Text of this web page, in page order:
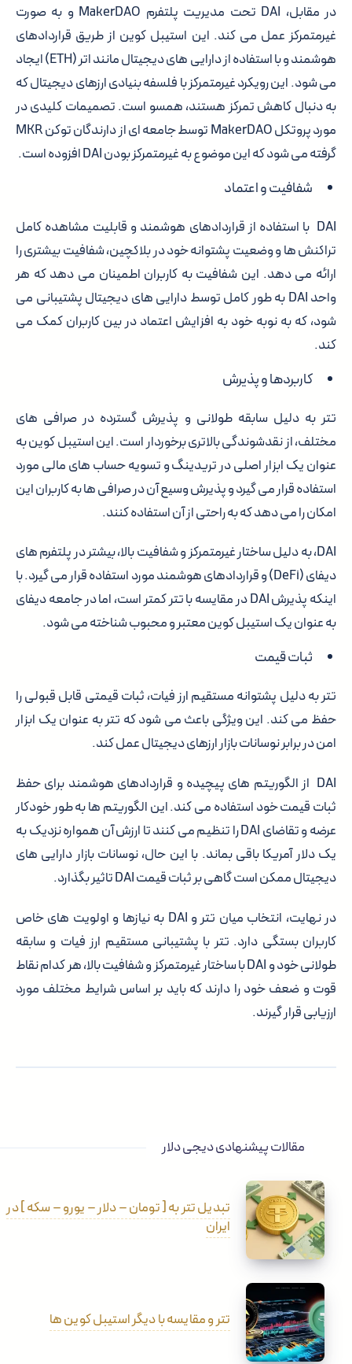
در مقابل، DAI تحت مدیریت پلتفرم MakerDAO و به صورت
غیرمتمرکز عمل می کند. این استیبل کوین از طریق قراردادهای
هوشمند و با استفاده از دارایی های دیجیتال مانند اتر (ETH) ایجاد
می شود. این رویکرد غیرمتمرکز با فلسفه بنیادی ارزهای دیجیتال که
به دنبال کاهش تمرکز هستند، همسو است. تصمیمات کلیدی در
مورد پروتکل MakerDAO توسط جامعه ای از دارندگان توکن MKR
گرفته می شود که این موضوع به غیرمتمرکز بودن DAI افزوده است.
شفافیت و اعتماد
DAI با استفاده از قراردادهای هوشمند و قابلیت مشاهده کامل
تراکنش ها و وضعیت پشتوانه خود در بلاکچین، شفافیت بیشتری را
ارائه می دهد. این شفافیت به کاربران اطمینان می دهد که هر
واحد DAI به طور کامل توسط دارایی های دیجیتال پشتیبانی می
شود، که به نوبه خود به افزایش اعتماد در بین کاربران کمک می
کند.
کاربردها و پذیرش
تتر به دلیل سابقه طولانی و پذیرش گسترده در صرافی های
مختلف، از نقدشوندگی بالاتری برخوردار است. این استیبل کوین به
عنوان یک ابزار اصلی در تریدینگ و تسویه حساب های مالی مورد
استفاده قرار می گیرد و پذیرش وسیع آن در صرافی ها به کاربران این
امکان را می دهد که به راحتی از آن استفاده کنند.
DAI، به دلیل ساختار غیرمتمرکز و شفافیت بالا، بیشتر در پلتفرم های
دیفای (DeFi) و قراردادهای هوشمند مورد استفاده قرار می گیرد. با
اینکه پذیرش DAI در مقایسه با تتر کمتر است، اما در جامعه دیفای
به عنوان یک استیبل کوین معتبر و محبوب شناخته می شود.
ثبات قیمت
تتر به دلیل پشتوانه مستقیم ارز فیات، ثبات قیمتی قابل قبولی را
حفظ می کند. این ویژگی باعث می شود که تتر به عنوان یک ابزار
امن در برابر نوسانات بازار ارزهای دیجیتال عمل کند.
DAI از الگوریتم های پیچیده و قراردادهای هوشمند برای حفظ
ثبات قیمت خود استفاده می کند. این الگوریتم ها به طور خودکار
عرضه و تقاضای DAI را تنظیم می کنند تا ارزش آن همواره نزدیک به
یک دلار آمریکا باقی بماند. با این حال، نوسانات بازار دارایی های
دیجیتال ممکن است گاهی بر ثبات قیمت DAI تاثیر بگذارد.
در نهایت، انتخاب میان تتر و DAI به نیازها و اولویت های خاص
کاربران بستگی دارد. تتر با پشتیبانی مستقیم ارز فیات و سابقه
طولانی خود و DAI با ساختار غیرمتمرکز و شفافیت بالا، هر کدام نقاط
قوت و ضعف خود را دارند که باید بر اساس شرایط مختلف مورد
ارزیابی قرار گیرند.
مقالات پیشنهادی دیجی دلار
تبدیل تتر به [ تومان – دلار – یورو – سکه ] در
ایران
تتر و مقایسه با دیگر استیبل کوین ها